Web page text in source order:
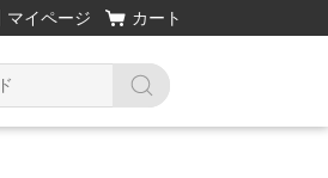
マイページ カート